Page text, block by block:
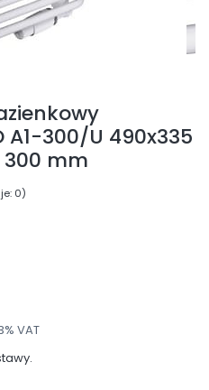
300/U 490x335
300 mm
0)
VAT